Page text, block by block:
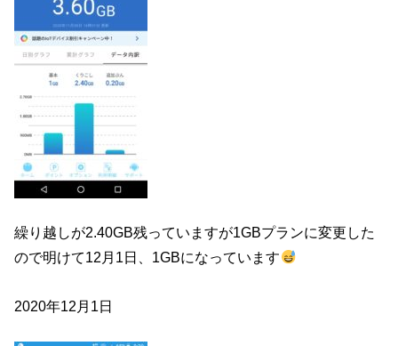
繰り越しが2.40GB残っていますが1GBプランに変更した
ので明けて12月1日、1GBになっています
2020年12月1日